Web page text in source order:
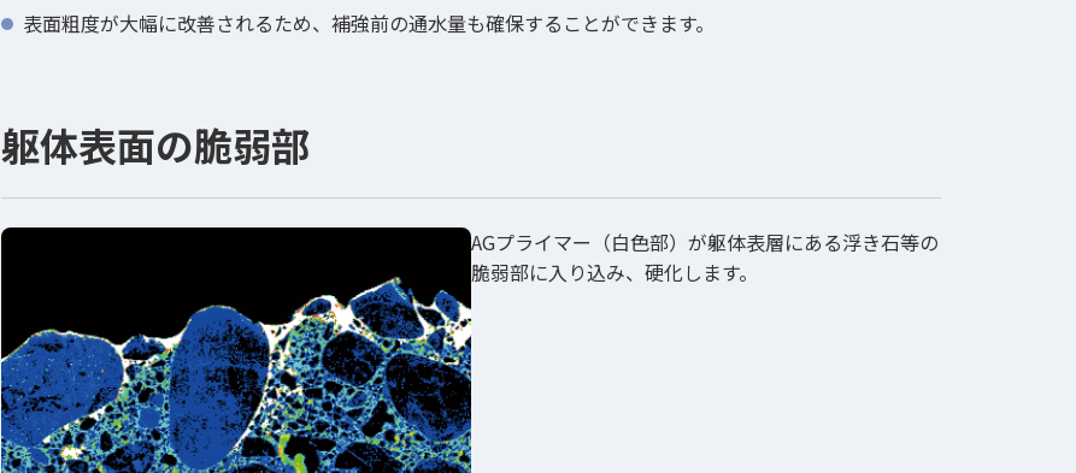
表面粗度が大幅に改善されるため、補強前の通水量も確保することができます。
躯体表面の脆弱部
AGプライマー（白色部）が躯体表層にある浮き石等の
脆弱部に入り込み、硬化します。